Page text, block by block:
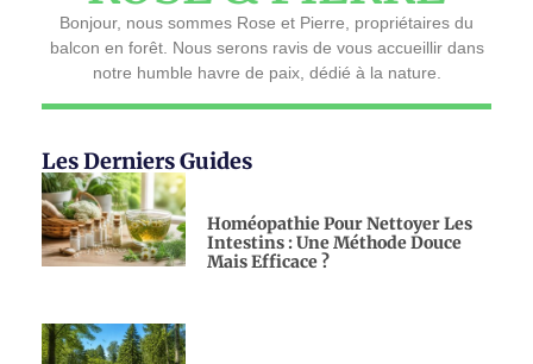
Bonjour, nous sommes Rose et Pierre, propriétaires du
balcon en forêt. Nous serons ravis de vous accueillir dans
notre humble havre de paix, dédié à la nature.
Les Derniers Guides
Homéopathie Pour Nettoyer Les
Intestins : Une Méthode Douce
Mais Efficace ?